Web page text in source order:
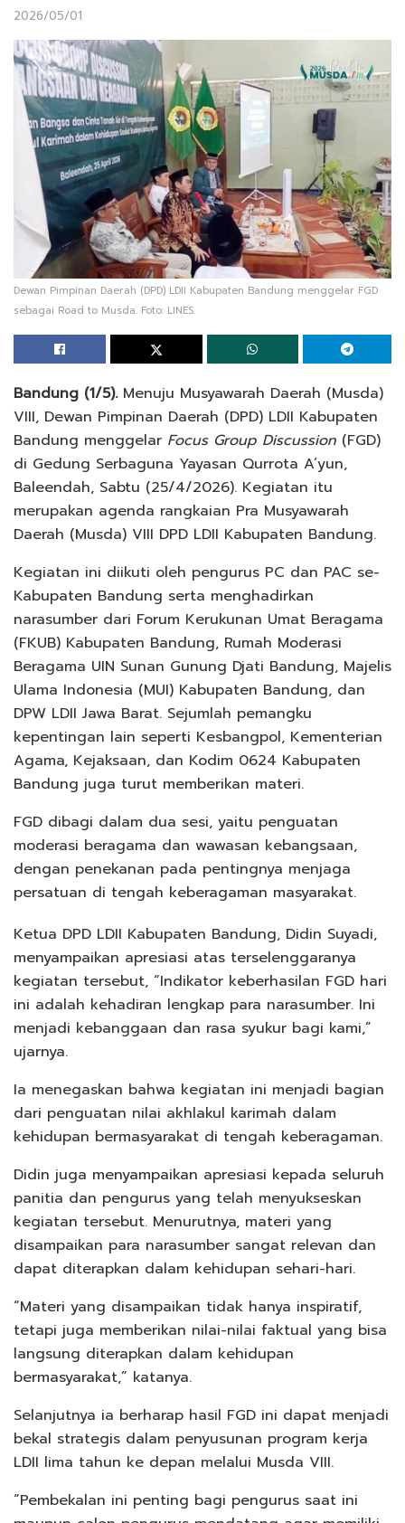
2026/05/01
Dewan Pimpinan Daerah (DPD) LDII Kabupaten Bandung menggelar FGD
sebagai Road to Musda. Foto: LINES.
Bandung (1/5).Menuju Musyawarah Daerah (Musda)
VIII, Dewan Pimpinan Daerah (DPD) LDII Kabupaten
Bandung menggelar Focus Group Discussion (FGD)
di Gedung Serbaguna Yayasan Qurrota A’yun,
Baleendah, Sabtu (25/4/2026). Kegiatan itu
merupakan agenda rangkaian Pra Musyawarah
Daerah (Musda) VIII DPD LDII Kabupaten Bandung.
Kegiatan ini diikuti oleh pengurus PC dan PAC se-
Kabupaten Bandung serta menghadirkan
narasumber dari Forum Kerukunan Umat Beragama
(FKUB) Kabupaten Bandung, Rumah Moderasi
Beragama UIN Sunan Gunung Djati Bandung, Majelis
Ulama Indonesia (MUI) Kabupaten Bandung, dan
DPW LDII Jawa Barat. Sejumlah pemangku
kepentingan lain seperti Kesbangpol, Kementerian
Agama, Kejaksaan, dan Kodim 0624 Kabupaten
Bandung juga turut memberikan materi.
FGD dibagi dalam dua sesi, yaitu penguatan
moderasi beragama dan wawasan kebangsaan,
dengan penekanan pada pentingnya menjaga
persatuan di tengah keberagaman masyarakat.
Ketua DPD LDII Kabupaten Bandung, Didin Suyadi,
menyampaikan apresiasi atas terselenggaranya
kegiatan tersebut, “Indikator keberhasilan FGD hari
ini adalah kehadiran lengkap para narasumber. Ini
menjadi kebanggaan dan rasa syukur bagi kami,”
ujarnya.
Ia menegaskan bahwa kegiatan ini menjadi bagian
dari penguatan nilai akhlakul karimah dalam
kehidupan bermasyarakat di tengah keberagaman.
Didin juga menyampaikan apresiasi kepada seluruh
panitia dan pengurus yang telah menyukseskan
kegiatan tersebut. Menurutnya, materi yang
disampaikan para narasumber sangat relevan dan
dapat diterapkan dalam kehidupan sehari-hari.
“Materi yang disampaikan tidak hanya inspiratif,
tetapi juga memberikan nilai-nilai faktual yang bisa
langsung diterapkan dalam kehidupan
bermasyarakat,” katanya.
Selanjutnya ia berharap hasil FGD ini dapat menjadi
bekal strategis dalam penyusunan program kerja
LDII lima tahun ke depan melalui Musda VIII.
“Pembekalan ini penting bagi pengurus saat ini